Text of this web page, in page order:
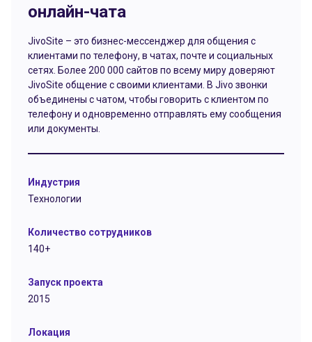
онлайн-чата
JivoSite – это бизнес-мессенджер для общения с
клиентами по телефону, в чатах, почте и социальных
сетях. Более 200 000 сайтов по всему миру доверяют
JivoSite общение с своими клиентами. В Jivo звонки
объединены с чатом, чтобы говорить с клиентом по
телефону и одновременно отправлять ему сообщения
или документы.
Индустрия
Технологии
Количество сотрудников
140+
Запуск проекта
2015
Локация